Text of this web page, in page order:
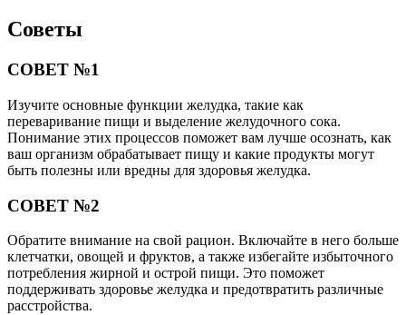
Советы
СОВЕТ №1
Изучите основные функции желудка, такие как
переваривание пищи и выделение желудочного сока.
Понимание этих процессов поможет вам лучше осознать, как
ваш организм обрабатывает пищу и какие продукты могут
быть полезны или вредны для здоровья желудка.
СОВЕТ №2
Обратите внимание на свой рацион. Включайте в него больше
клетчатки, овощей и фруктов, а также избегайте избыточного
потребления жирной и острой пищи. Это поможет
поддерживать здоровье желудка и предотвратить различные
расстройства.